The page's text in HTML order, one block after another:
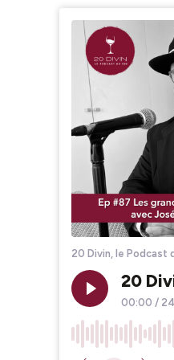
20 Divin, le Podcast
20
00:00 /